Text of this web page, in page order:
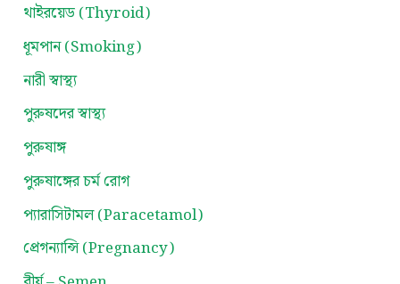
থাইরয়েড (Thyroid)
ধূমপান (Smoking)
নারী স্বাস্থ্য
পুরুষদের স্বাস্থ্য
পুরুষাঙ্গ
পুরুষাঙ্গের চর্ম রোগ
প্যারাসিটামল (Paracetamol)
প্রেগন্যান্সি (Pregnancy)